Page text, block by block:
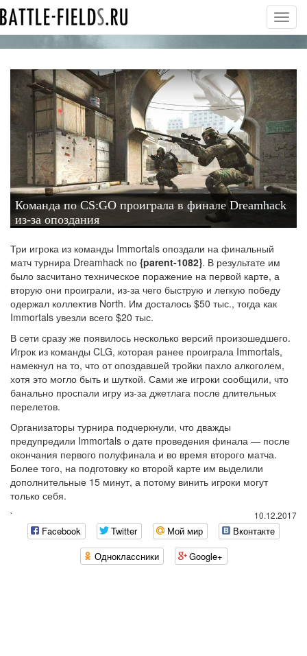
Команда по CS:GO проиграла в финале Dreamhack
из-за опоздания
Три игрока из команды Immortals опоздали на финальный
матч турнира Dreamhack по {parent-1082}. В результате им
было засчитано техническое поражение на первой карте, а
вторую они проиграли, из-за чего быструю и легкую победу
одержал коллектив North. Им досталось $50 тыс., тогда как
Immortals увезли всего $20 тыс.
В сети сразу же появилось несколько версий произошедшего.
Игрок из команды CLG, которая ранее проиграла Immortals,
намекнул на то, что от опоздавшей тройки пахло алкоголем,
хотя это могло быть и шуткой. Сами же игроки сообщили, что
банально проспали игру из-за джетлага после длительных
перелетов.
Организаторы турнира подчеркнули, что дважды
предупредили Immortals о дате проведения финала — после
окончания первого полуфинала и во время второго матча.
Более того, на подготовку ко второй карте им выделили
дополнительные 15 минут, а потому винить игроки могут
только себя.
10.12.2017
`
Facebook Twitter Мой мир
Вконтакте
Одноклассники
Google+